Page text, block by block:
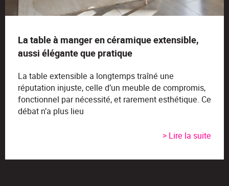
La table à manger en céramique extensible,
aussi élégante que pratique
La table extensible a longtemps traîné une
réputation injuste, celle d’un meuble de compromis,
fonctionnel par nécessité, et rarement esthétique. Ce
débat n’a plus lieu
> Lire la suite